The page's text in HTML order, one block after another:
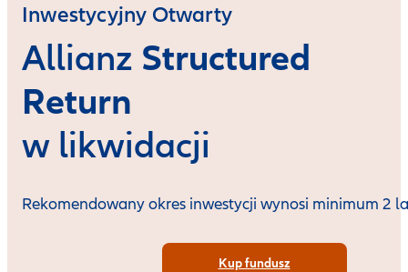
Inwestycyjny Otwarty
Allianz Structured
Return
w likwidacji
Rekomendowany okres inwestycji wynosi minimum 2
Kup fundusz